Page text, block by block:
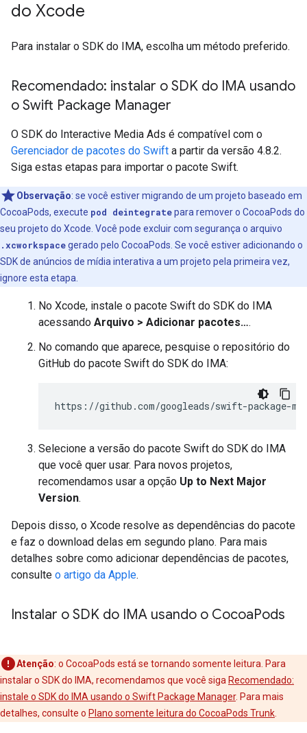
do Xcode
Para instalar o SDK do IMA, escolha um método preferido.
Recomendado: instalar o SDK do IMA usando
o Swift Package Manager
O SDK do Interactive Media Ads é compatível com o
Gerenciador de pacotes do Swift a partir da versão 4.8.2.
Siga estas etapas para importar o pacote Swift.
Observação: se você estiver migrando de um projeto baseado em
CocoaPods, execute pod deintegratepara remover o CocoaPods do
seu projeto do Xcode. Você pode excluir com segurança o arquivo
.xcworkspacegerado pelo CocoaPods. Se você estiver adicionando o
SDK de anúncios de mídia interativa a um projeto pela primeira vez,
ignore esta etapa.
No Xcode, instale o pacote Swift do SDK do IMA
acessando Arquivo > Adicionar pacotes….
No comando que aparece, pesquise o repositório do
GitHub do pacote Swift do SDK do IMA:
Selecione a versão do pacote Swift do SDK do IMA
que você quer usar. Para novos projetos,
recomendamos usar a opção Up to Next Major
Version.
Depois disso, o Xcode resolve as dependências do pacote
e faz o download delas em segundo plano. Para mais
detalhes sobre como adicionar dependências de pacotes,
consulte o artigo da Apple.
Instalar o SDK do IMA usando o CocoaPods
Atenção: o CocoaPods está se tornando somente leitura. Para
instalar o SDK do IMA, recomendamos que você siga Recomendado:
instale o SDK do IMA usando o Swift Package Manager. Para mais
detalhes, consulte o Plano somente leitura do CocoaPods Trunk